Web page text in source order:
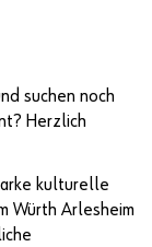
suchen noch
Herzlich
kulturelle
Würth Arlesheim